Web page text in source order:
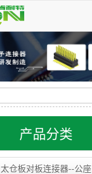
产品分类
太仓板对板连接器--公座